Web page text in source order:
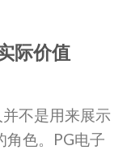
际价值
不是用来展示
角色。PG电子